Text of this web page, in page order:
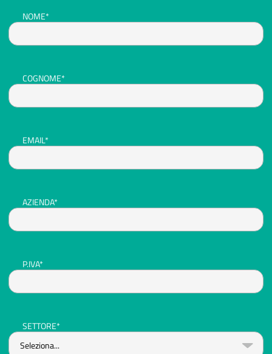
NOME*
COGNOME*
EMAIL*
AZIENDA*
P.IVA*
SETTORE*